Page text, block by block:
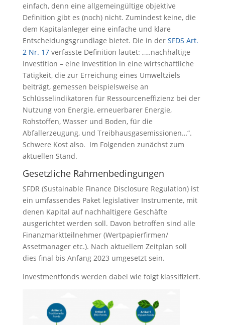
einfach, denn eine allgemeingültige objektive
Definition gibt es (noch) nicht. Zumindest keine, die
dem Kapitalanleger eine einfache und klare
Entscheidungsgrundlage bietet. Die in der SFDS Art.
2 Nr. 17verfasste Definition lautet: „…nachhaltige
Investition – eine Investition in eine wirtschaftliche
Tätigkeit, die zur Erreichung eines Umweltziels
beiträgt, gemessen beispielsweise an
Schlüsselindikatoren für Ressourceneffizienz bei der
Nutzung von Energie, erneuerbarer Energie,
Rohstoffen, Wasser und Boden, für die
Abfallerzeugung, und Treibhausgasemissionen…“.
Schwere Kost also. Im Folgenden zunächst zum
aktuellen Stand.
Gesetzliche Rahmenbedingungen
SFDR (Sustainable Finance Disclosure Regulation) ist
ein umfassendes Paket legislativer Instrumente, mit
denen Kapital auf nachhaltigere Geschäfte
ausgerichtet werden soll. Davon betroffen sind alle
Finanzmarktteilnehmer (Wertpapierfirmen/
Assetmanager etc.). Nach aktuellem Zeitplan soll
dies final bis Anfang 2023 umgesetzt sein.
Investmentfonds werden dabei wie folgt klassifiziert.